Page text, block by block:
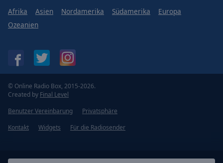
Afrika Asien Nordamerika Südamerika
Europa
Ozeanien
© Online Radio Box, 2015-2026.
Created by Final Level
Benutzer Vereinbarung
Privatsphäre
Kontakt
Widgets Für die Radiosender